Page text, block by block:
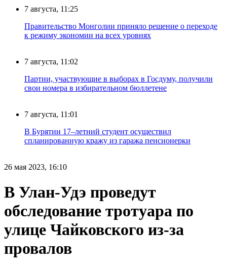
7 августа, 11:25
Правительство Монголии приняло решение о переходе
к режиму экономии на всех уровнях
7 августа, 11:02
Партии, участвующие в выборах в Госдуму, получили
свои номера в избирательном бюллетене
7 августа, 11:01
В Бурятии 17–летний студент осуществил
спланированную кражу из гаража пенсионерки
26 мая 2023, 16:10
В Улан-Удэ проведут
обследование тротуара по
улице Чайковского из-за
провалов